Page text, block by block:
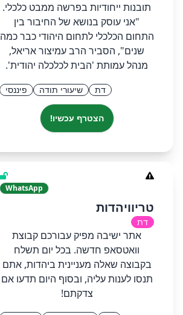
תובנות ייחודיות בפרשה ממבט כלכלי.
"אני עוסק בנושא של החיבור בין
התחום הכלכלי לתחום היהודי כבר כמה
שנים", הסביר הרב עמיצור אריאל,
מנהל עמותת 'הבית לכלכלה יהודית'.
דת שיעורי תודה פיננסי
הצטרף עכשיו!
WhatsApp
טריוויהדות
דת
אתר ישיבה מפיק עבורכם קבוצת
וואטסאפ חדשה. בכל יום תשלח
בקבוצה שאלה מעניינית ביהדות, אתם
תנסו לענות עליה, ובסוף היום תדעו אם
צדקתם!